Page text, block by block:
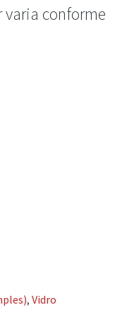
varia conforme
, Vidro